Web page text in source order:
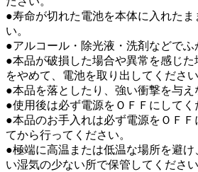
●寿命が切れた電池を本体に入れたま
い。
●アルコール・除光液・洗剤などでふ
●本品が破損した場合や異常を感じた
をやめて、電池を取り出してください
●本品を落としたり、強い衝撃を与え
●使用後は必ず電源をＯＦＦにしてく
●本品のお手入れは必ず電源をＯＦ
てから行ってください。
●極端に高温または低温な場所を避
い湿気の少ない所で保管してください